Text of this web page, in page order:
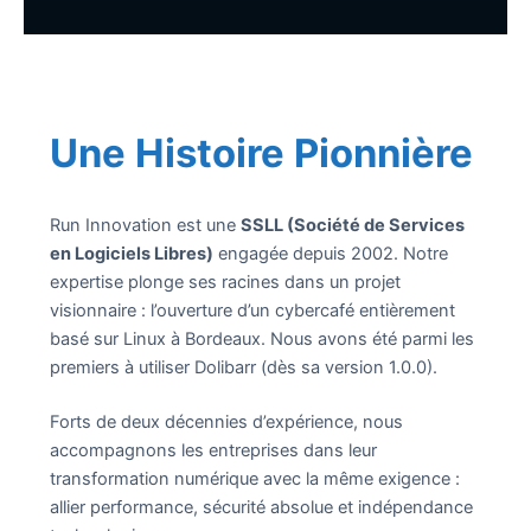
Une Histoire Pionnière
Run Innovation est une SSLL (Société de Services
en Logiciels Libres) engagée depuis 2002. Notre
expertise plonge ses racines dans un projet
visionnaire : l’ouverture d’un cybercafé entièrement
basé sur Linux à Bordeaux. Nous avons été parmi les
premiers à utiliser Dolibarr (dès sa version 1.0.0).
Forts de deux décennies d’expérience, nous
accompagnons les entreprises dans leur
transformation numérique avec la même exigence :
allier performance, sécurité absolue et indépendance